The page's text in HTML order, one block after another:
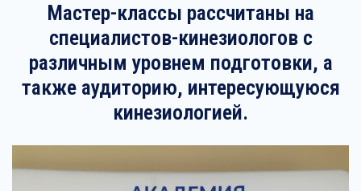
Мастер-классы рассчитаны на
специалистов-кинезиологов с
различным уровнем подготовки, а
также аудиторию, интересующуюся
кинезиологией.